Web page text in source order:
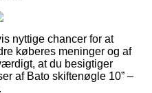
nyttige chancer for at
køberes meninger og af
at du besigtiger
af Bato skiftenøgle 10” –